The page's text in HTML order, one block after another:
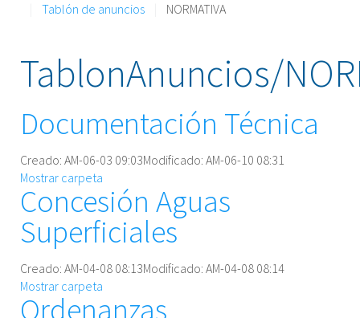
Tablón de anuncios
NORMATIVA
TablonAnuncios/
Documentación Técnica
Creado: AM-06-03 09:03Modificado: AM-06-10 08:31
Mostrar carpeta
Concesión Aguas
Superficiales
Creado: AM-04-08 08:13Modificado: AM-04-08 08:14
Mostrar carpeta
Ordenanzas